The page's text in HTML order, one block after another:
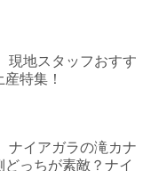
現地スタッフおすす
特集！
ナイアガラの滝カナ
どっちが素敵？ナイ